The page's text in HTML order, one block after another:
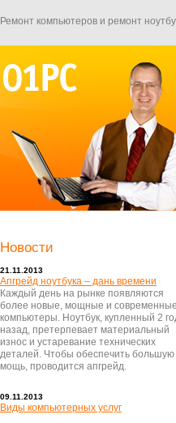
Ремонт компьютеров и ремонт
Новости
21.11.2013
Апгрейд ноутбука – дань времени
Каждый день на рынке появляются
более новые, мощные и современные
компьютеры. Ноутбук, купленный 2
назад, претерпевает материальный
износ и устаревание технических
деталей. Чтобы обеспечить большую
мощь, проводится апгрейд.
09.11.2013
Виды компьютерных услуг